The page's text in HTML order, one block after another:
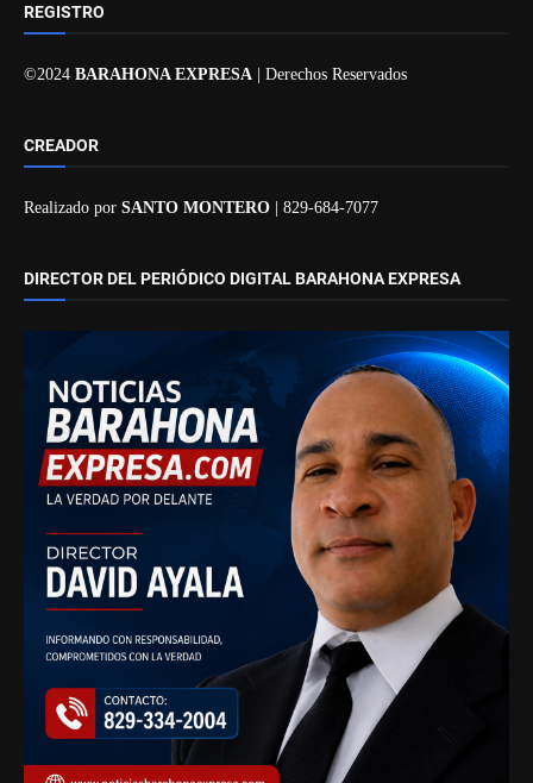
REGISTRO
©2024 BARAHONA EXPRESA | Derechos Reservados
CREADOR
Realizado por SANTO MONTERO | 829-684-7077
DIRECTOR DEL PERIÓDICO DIGITAL BARAHONA EXPRESA